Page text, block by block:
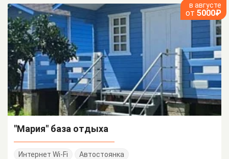
в августе
от 5000₽
"Мария" база отдыха
Интернет Wi-Fi
Автостоянка